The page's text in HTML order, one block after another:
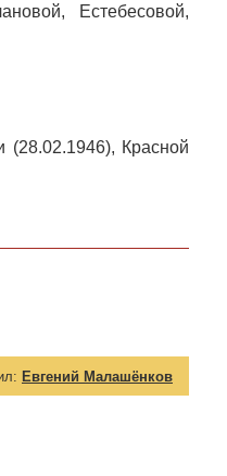
Естебесовой,
(28.02.1946), Красной
Евгений Малашёнков